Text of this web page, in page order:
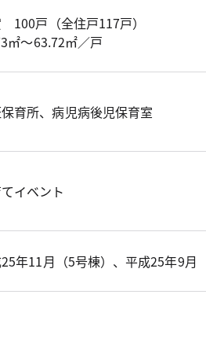
100戸（全住戸117戸）
㎡～63.72㎡／戸
育所、病児病後児保育室
イベント
年11月（5号棟）、平成25年9月